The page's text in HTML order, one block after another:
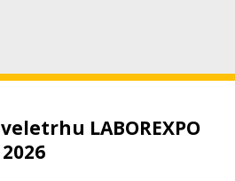
LABOREXPO
2026